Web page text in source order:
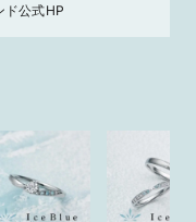
ド公式HP